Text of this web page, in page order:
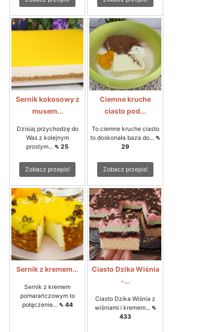
Sernik kokosowy z
musem...
Dzisiaj przychodzę do
Was z kolejnym
prostym... ⇖ 25
Zobacz przepis!
Ciemne kruche
ciasto pod...
To ciemne kruche ciasto
to doskonała baza do... ⇖
29
Zobacz przepis!
Sernik z kremem...
Sernik z kremem
pomarańczowym to
połączenie... ⇖ 44
Ciasto Dzika Wiśnia
-...
Ciasto Dzika Wiśnia z
wiśniami i kremem... ⇖
433